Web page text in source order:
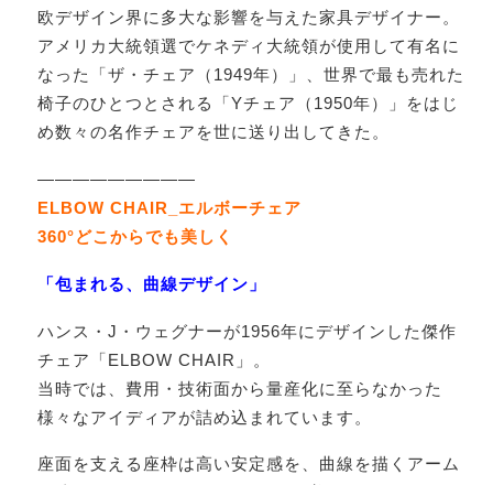
欧デザイン界に多大な影響を与えた家具デザイナー。
アメリカ大統領選でケネディ大統領が使用して有名に
なった「ザ・チェア（1949年）」、世界で最も売れた
椅子のひとつとされる「Yチェア（1950年）」をはじ
め数々の名作チェアを世に送り出してきた。
—————————
ELBOW CHAIR_エルボーチェア
360°どこからでも美しく
「包まれる、曲線デザイン」
ハンス・J・ウェグナーが1956年にデザインした傑作
チェア「ELBOW CHAIR」。
当時では、費用・技術面から量産化に至らなかった
様々なアイディアが詰め込まれています。
座面を支える座枠は高い安定感を、曲線を描くアーム